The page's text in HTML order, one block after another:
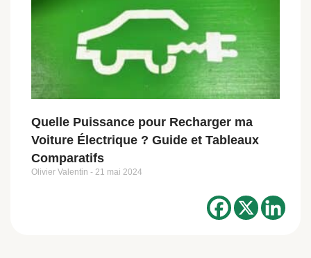
Quelle Puissance pour Recharger ma
Voiture Électrique ? Guide et Tableaux
Comparatifs
Olivier Valentin 21 mai 2024